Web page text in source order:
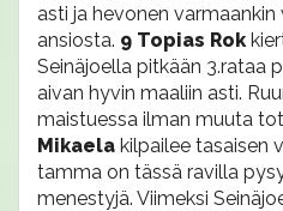
asti ja hevonen
ansiosta. 9 Topias Rok
Seinäjoella pitkään 3.rataa
aivan hyvin maaliin asti.
maistuessa ilman muuta
Mikaela kilpailee tasaisen
tamma on tässä ravilla
menestyjä. Viimeksi